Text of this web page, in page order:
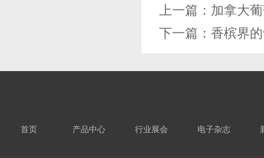
上一篇： 加拿大
下一篇： 香槟界
首页 产品中心 行业展会 电子杂志